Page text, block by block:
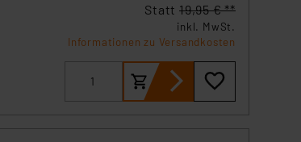
Statt 19,95 € **
inkl. MwSt.
Informationen zu Versandkosten